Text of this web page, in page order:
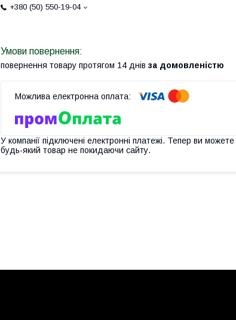
+380 (50) 550-19-04
повернення товару протягом 14 днів за домовленістю
У компанії підключені електронні платежі. Тепер ви можете
будь-який товар не покидаючи сайту.